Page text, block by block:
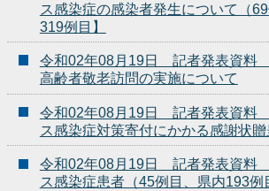
ス感染症の感染者発生について（
319例目】
令和02年08月19日 記者発表資料
高齢者敬老訪問の実施について
令和02年08月19日 記者発表資料
ス感染症対策寄付にかかる感謝状
令和02年08月19日 記者発表資料
ス感染症患者（45例目、県内193例